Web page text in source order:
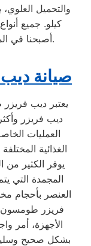
كيلو. جميع
أصبحنا في المقدمة وقادة في سوق الشركات بأكمله.
صيانة
يعتبر ديب
ديب فريزر
العمليات
الغذائية
يوفر الكثير
المجمدة التي
العنصر بأحجام
فريزر طومسون
الأجهزة، أمر
بشكل صحيح